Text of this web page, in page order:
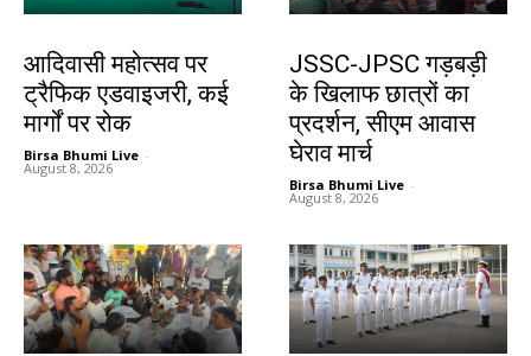
आदिवासी महोत्सव पर
ट्रैफिक एडवाइजरी, कई
मार्गों पर रोक
Birsa Bhumi Live -
August 8, 2026
JSSC-JPSC गड़बड़ी
के खिलाफ छात्रों का
प्रदर्शन, सीएम आवास
घेराव मार्च
Birsa Bhumi Live -
August 8, 2026